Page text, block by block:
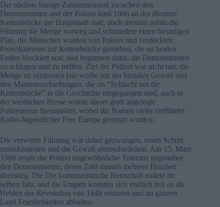
Der nächste blutige Zusammenstoß zwischen den
Demonstranten und der Polizei fand 1986 an der illustren
Kettenbrücke der Hauptstadt statt, doch diesmal nahm die
Führung die Menge vorweg und schmiedete einen bösartigen
Plan, die Menschen wurden von Polizei und verdeckten
Provokateuren zur Kettenbrücke getrieben, die an beiden
Enden blockiert war, und begannen dann, die Demonstranten
zu schlagen und zu treffen, Ziel der Polizei war nicht nur, die
Menge zu zerstreuen (sie wollte mit der brutalen Gewalt und
den Massenerschießungen, die als “Schlacht um die
Kettenbrücke” in die Geschichte eingegangen sind, auch in
der westlichen Presse wurde dieser groß angelegte
Polizeiterror thematisiert, wobei die Namen vieler entführter
Radio-Jugendlicher Free Europe genannt wurden.
Die verwirrte Führung war daher gezwungen, einen Schritt
zurückzutreten und die Gewalt abzuschwächen. Am 15. März
1989 zeigte die Polizei ungewöhnliche Toleranz gegenüber
den Demonstranten, deren Zahl damals mehrere Hundert
überstieg. Die Die kommunistische Herrschaft endete im
selben Jahr, und die Ungarn konnten sich endlich frei an die
Helden der Revolution von 1848 erinnern und im ganzen
Land Feierlichkeiten abhalten.